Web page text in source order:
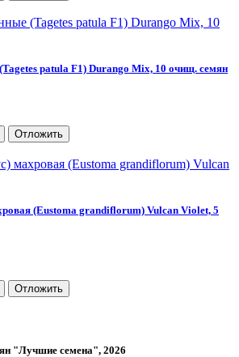
patula F1) Durango Mix, 10 очищ. семян
Отложить
(Eustoma grandiflorum) Vulcan Violet, 5
Отложить
"Лучшие семена", 2026